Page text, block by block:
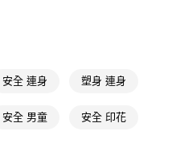
款」的支付方式。 讓您購物簡單
可結帳。
安全 連身 塑身 連身
安全 男童 安全 印花